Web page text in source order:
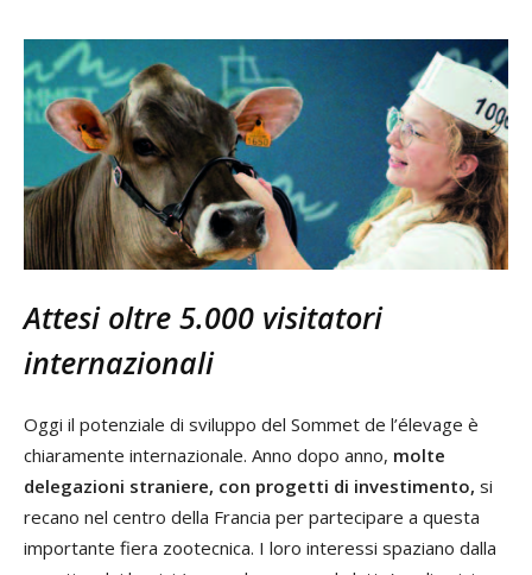
Attesi oltre 5.000 visitatori
internazionali
Oggi il potenziale di sviluppo del Sommet de l’élevage è
chiaramente internazionale. Anno dopo anno, molte
delegazioni straniere, con progetti di investimento, si
recano nel centro della Francia per partecipare a questa
importante fiera zootecnica. I loro interessi spaziano dalla